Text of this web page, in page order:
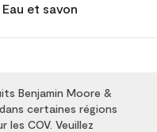
Eau et savon
Benjamin Moore &
certaines régions
les COV. Veuillez